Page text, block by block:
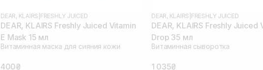
DEAR, KLAIRS FRESHLY JUICED
DEAR, KLAIRS Freshly Juiced Vitamin
E Mask 15 мл
Витаминная маска для сияния кожи
400₴
DEAR, KLAIRS FRESHLY JUICED
DEAR, KLAIRS Freshly Juiced
Drop 35 мл
Витаминная сыворотка
1 035₴